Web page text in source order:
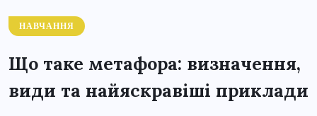
НАВЧАННЯ
Що таке метафора: визначення,
види та найяскравіші приклади